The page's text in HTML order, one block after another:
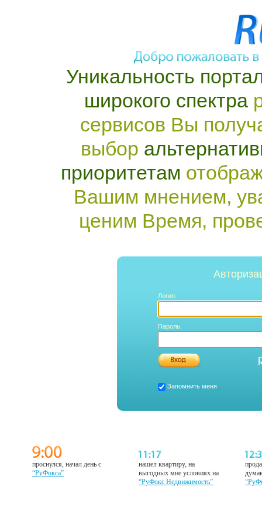
Уникальность
широкого спектра
сервисов Вы
выбор
приоритетам
Вашим мнением,
ценим Время,
Логин:
Пароль:
Запомнить меня
проснулся, начал день с
“РуФокса”
нашел квартиру, на
выгодных мне условиях на
“РуФокс Недвижимость”